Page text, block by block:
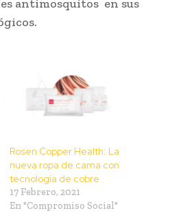
antimosquitos en sus
Rosen Copper Health: La
nueva ropa de cama con
tecnología de cobre
17 Febrero, 2021
En "Compromiso Social"